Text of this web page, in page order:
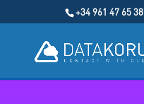
+34 961 47 65 38